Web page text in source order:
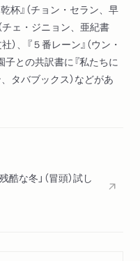
杯』（チョン・セラン、早
チェ・ジニョン、亜紀書
）、『５番レーン』（ウン・
子との共訳書に『私たちに
タバブックス）などがあ
酷な冬」（冒頭）試し